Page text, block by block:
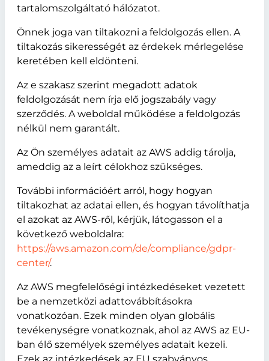
tartalomszolgáltató hálózatot.
Önnek joga van tiltakozni a feldolgozás ellen. A
tiltakozás sikerességét az érdekek mérlegelése
keretében kell eldönteni.
Az e szakasz szerint megadott adatok
feldolgozását nem írja elő jogszabály vagy
szerződés. A weboldal működése a feldolgozás
nélkül nem garantált.
Az Ön személyes adatait az AWS addig tárolja,
ameddig az a leírt célokhoz szükséges.
További információért arról, hogy hogyan
tiltakozhat az adatai ellen, és hogyan távolíthatja
el azokat az AWS-ről, kérjük, látogasson el a
következő weboldalra:
https://aws.amazon.com/de/compliance/gdpr-
center/.
Az AWS megfelelőségi intézkedéseket vezetett
be a nemzetközi adattovábbításokra
vonatkozóan. Ezek minden olyan globális
tevékenységre vonatkoznak, ahol az AWS az EU-
ban élő személyek személyes adatait kezeli.